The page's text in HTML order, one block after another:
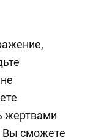
жертвами
Вы сможете